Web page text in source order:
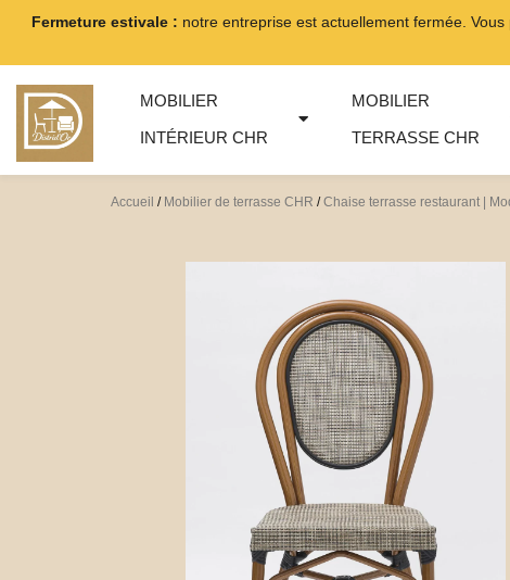
Fermeture estivale : notre entreprise est actuellement fermée.
Aller
contenu
MOBILIER
INTÉRIEUR CHR
MOBILIER
TERRASSE CHR
Accueil / Mobilier de terrasse CHR /Chaise terrasse restaurant |